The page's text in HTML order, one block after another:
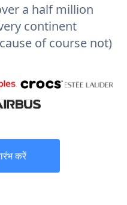
a half million
continent
of course not)
करें